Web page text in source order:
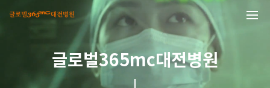
글로벌365mc대전병원